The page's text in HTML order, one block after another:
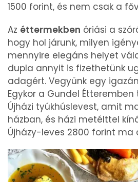
1500 forint, és nem csak a
Az éttermekben óriási a
hogy hol járunk, milyen
mennyire elegáns helyet
dupla annyit is fizethetünk
adagért. Vegyünk egy
Egykor a Gundel
Újházi tyúkhúslevest, amit
házban, és házi metélttel
Újházy-leves 2800 forint ma